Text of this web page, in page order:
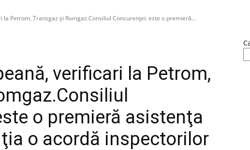
la Petrom, Transgaz şi Romgaz.Consiliul Concurenţei: este o premieră...
verificari la Petrom,
o premieră asistenţa
o acordă inspectorilor